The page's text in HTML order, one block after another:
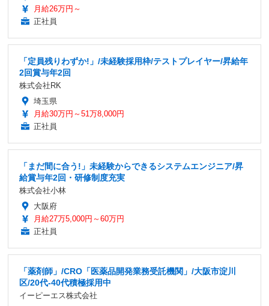
月給26万円～
正社員
「定員残りわずか!」/未経験採用枠/テストプレイヤー/昇給年
2回賞与年2回
株式会社RK
埼玉県
月給30万円～51万8,000円
正社員
「まだ間に合う!」未経験からできるシステムエンジニア/昇
給賞与年2回・研修制度充実
株式会社小林
大阪府
月給27万5,000円～60万円
正社員
「薬剤師」/CRO「医薬品開発業務受託機関」/大阪市淀川
区/20代-40代積極採用中
イーピーエス株式会社